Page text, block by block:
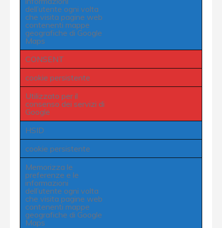
dell’utente ogni volta
che visita pagine web
contenenti mappe
geografiche di Google
Maps
CONSENT
cookie persistente
Utilizzato per il
consenso dei servizi di
Google
HSID
cookie persistente
Memorizza le
preferenze e le
informazioni
dell’utente ogni volta
che visita pagine web
contenenti mappe
geografiche di Google
Maps